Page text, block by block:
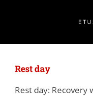
Rest day
Rest day: